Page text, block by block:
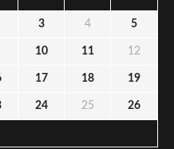
3 4 5
10 11 12
17 18 19
24 25 26